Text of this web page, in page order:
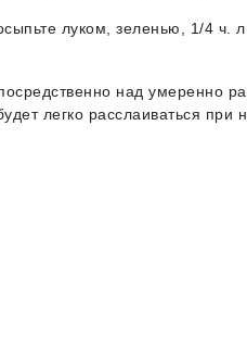
луком, зеленью, 1/4 ч.
над умеренно
легко расслаиваться при